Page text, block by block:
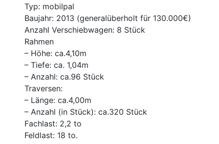
Typ: mobilpal
Baujahr: 2013 (generalüberholt für 130.000€)
Anzahl Verschiebwagen: 8 Stück
Rahmen
– Höhe: ca.4,10m
– Tiefe: ca. 1,04m
– Anzahl: ca.96 Stück
Traversen:
– Länge: ca.4,00m
– Anzahl (in Stück): ca.320 Stück
Fachlast: 2,2 to
Feldlast: 18 to.